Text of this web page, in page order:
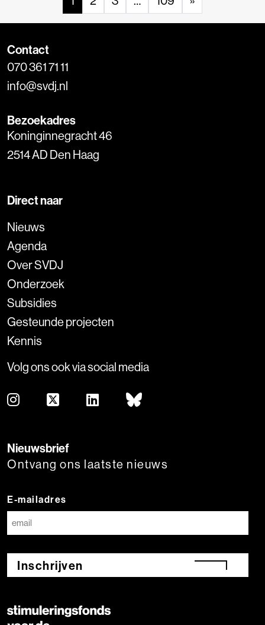
Contact
070 361 71 11
info@svdj.nl
Bezoekadres
Koninginnegracht 46
2514 AD Den Haag
Direct naar
Nieuws
Agenda
Over SVDJ
Onderzoek
Subsidies
Gesteunde projecten
Kennis
Volg ons ook via social media
Nieuwsbrief
Ontvang ons laatste nieuws
E-mailadres
Inschrijven